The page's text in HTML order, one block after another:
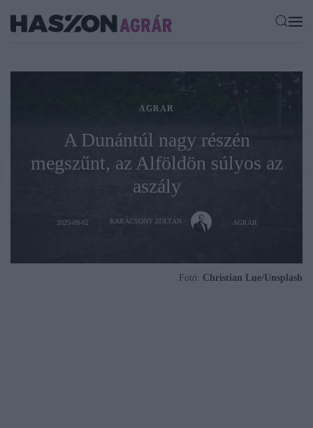
AGRAR
A Dunántúl nagy részén
megszűnt, az Alföldön súlyos az
aszály
2025-09-02 KARÁCSONY ZOLTÁN AGRÁR
Fotó: Christian Lue/Unsplash